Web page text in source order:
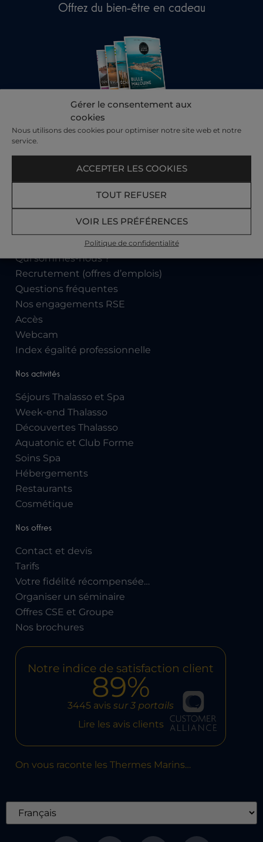
Gérer le consentement aux
cookies
Nous utilisons des cookies pour optimiser notre site web et notre
service.
ACCEPTER LES COOKIES
TOUT REFUSER
VOIR LES PRÉFÉRENCES
Politique de confidentialité
Offrez du bien-être en cadeau
Sur la boutique Cadeaux
idées, Thalasso, Spa, Aquatonic, Restaurants,
occasions… et pour tous les budgets.
LA BOUTIQUE CADEAU
Les Thermes Marins de Saint-Malo
Qui sommes-nous ?
Recrutement (offres d’emplois)
Questions fréquentes
Nos engagements RSE
Accès
Webcam
Index égalité professionnelle
Nos activités
Séjours Thalasso et Spa
Week-end Thalasso
Découvertes Thalasso
Aquatonic et Club Forme
Soins Spa
Hébergements
Restaurants
Cosmétique
Nos offres
Contact et devis
Tarifs
Votre fidélité récompensée…
Organiser un séminaire
Offres CSE et Groupe
Nos brochures
Notre indice de satisfaction client
89%
3445 avis sur 3 portails
Lire les avis clients
On vous raconte les Thermes Marins…